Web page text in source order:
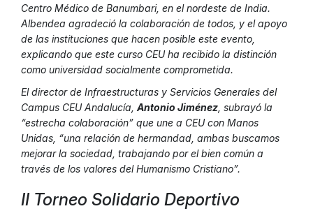
Centro Médico de Banumbari, en el nordeste de India.
Albendea agradeció la colaboración de todos, y el apoyo
de las instituciones que hacen posible este evento,
explicando que este curso CEU ha recibido la distinción
como universidad socialmente comprometida.
El director de Infraestructuras y Servicios Generales del
Campus CEU Andalucía, Antonio Jiménez , subrayó la
“estrecha colaboración” que une a CEU con Manos
Unidas, “una relación de hermandad, ambas buscamos
mejorar la sociedad, trabajando por el bien común a
través de los valores del Humanismo Cristiano”.
II Torneo Solidario Deportivo